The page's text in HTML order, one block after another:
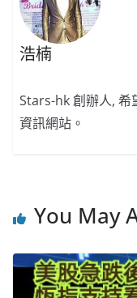
浩楠
Stars-hk 創辦人, 希
資訊網站。
You May